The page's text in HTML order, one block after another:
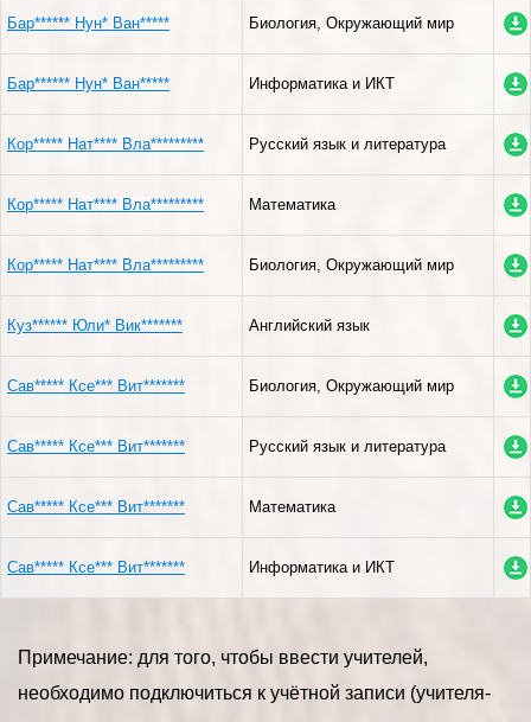
Бар****** Нун* Ван***** Биология, Окружающий мир
Бар****** Нун* Ван***** Информатика и ИКТ
Кор***** Нат**** Вла********* Русский язык и литература
Кор***** Нат**** Вла********* Математика
Кор***** Нат**** Вла********* Биология, Окружающий мир
Куз****** Юли* Вик******* Английский язык
Сав***** Ксе*** Вит******* Биология, Окружающий мир
Сав***** Ксе*** Вит******* Русский язык и литература
Сав***** Ксе*** Вит******* Математика
Сав***** Ксе*** Вит******* Информатика и ИКТ
Примечание: для того, чтобы ввести учителей,
необходимо подключиться к учётной записи (учителя-